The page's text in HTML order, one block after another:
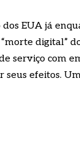
EUA já
digital”
serviço com
seus efeitos.